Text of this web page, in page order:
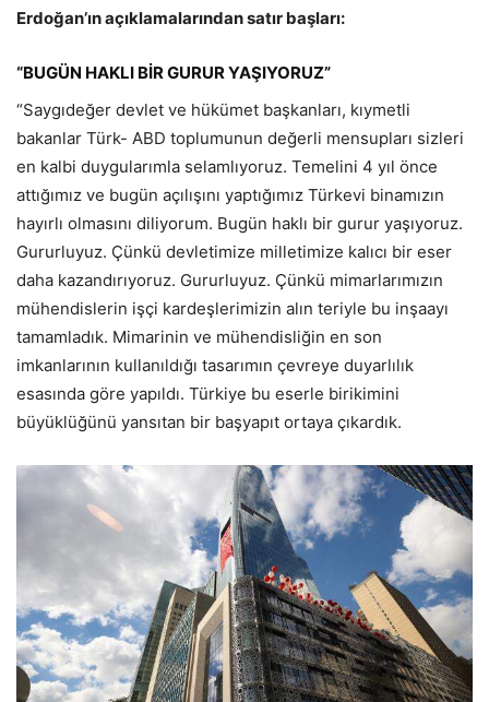
Erdoğan’ın açıklamalarından satır başları:
“BUGÜN HAKLI BİR GURUR YAŞIYORUZ”
“Saygıdeğer devlet ve hükümet başkanları, kıymetli
bakanlar Türk- ABD toplumunun değerli mensupları sizleri
en kalbi duygularımla selamlıyoruz. Temelini 4 yıl önce
attığımız ve bugün açılışını yaptığımız Türkevi binamızın
hayırlı olmasını diliyorum. Bugün haklı bir gurur yaşıyoruz.
Gururluyuz. Çünkü devletimize milletimize kalıcı bir eser
daha kazandırıyoruz. Gururluyuz. Çünkü mimarlarımızın
mühendislerin işçi kardeşlerimizin alın teriyle bu inşaayı
tamamladık. Mimarinin ve mühendisliğin en son
imkanlarının kullanıldığı tasarımın çevreye duyarlılık
esasında göre yapıldı. Türkiye bu eserle birikimini
büyüklüğünü yansıtan bir başyapıt ortaya çıkardık.